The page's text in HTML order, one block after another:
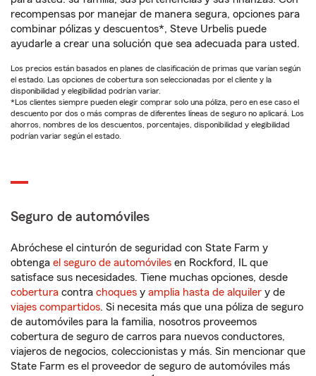
recompensas por manejar de manera segura, opciones para
combinar pólizas y descuentos*, Steve Urbelis puede
ayudarle a crear una solución que sea adecuada para usted.
Los precios están basados en planes de clasificación de primas que varían según
el estado. Las opciones de cobertura son seleccionadas por el cliente y la
disponibilidad y elegibilidad podrían variar.
*Los clientes siempre pueden elegir comprar solo una póliza, pero en ese caso el
descuento por dos o más compras de diferentes líneas de seguro no aplicará. Los
ahorros, nombres de los descuentos, porcentajes, disponibilidad y elegibilidad
podrían variar según el estado.
Seguro de automóviles
Abróchese el cinturón de seguridad con State Farm y
obtenga el seguro de automóviles en Rockford, IL que
satisface sus necesidades. Tiene muchas opciones, desde
cobertura contra choques y amplia hasta de alquiler y de
viajes compartidos. Si necesita más que una póliza de seguro
de automóviles para la familia, nosotros proveemos
cobertura de seguro de carros para nuevos conductores,
viajeros de negocios, coleccionistas y más. Sin mencionar que
State Farm es el proveedor de seguro de automóviles más